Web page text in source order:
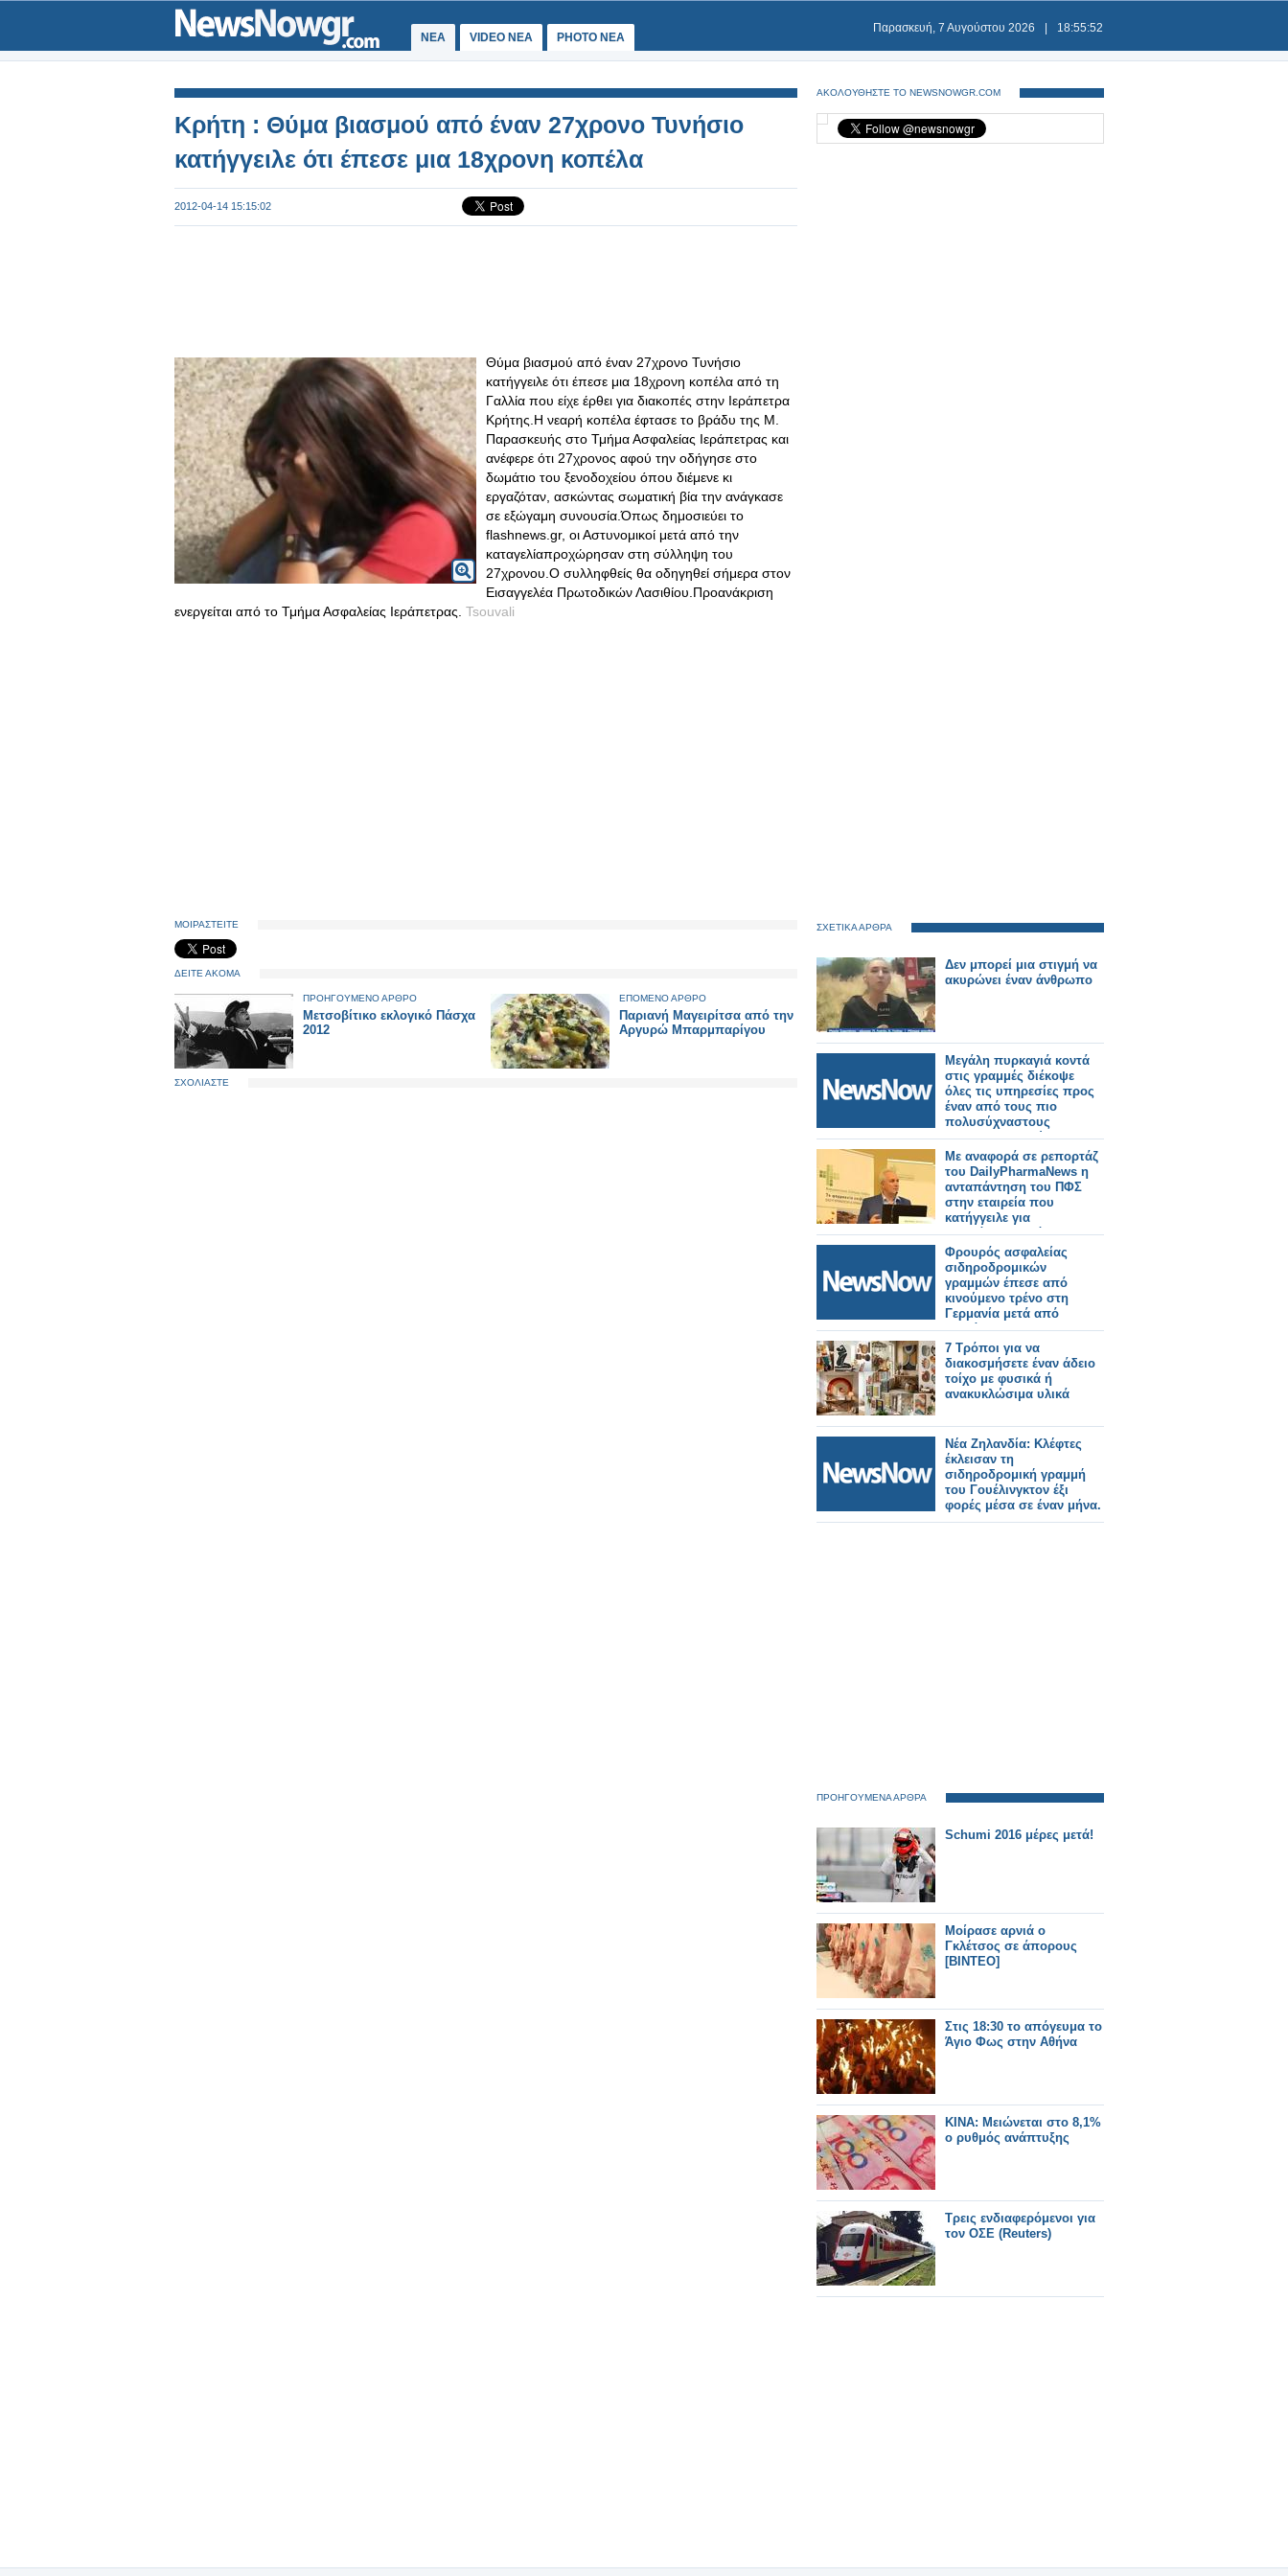
ΝΕΑ VIDEO NEA PHOTO NEA
Παρασκευή, 7 Αυγούστου 2026 18:55:52
Κρήτη : Θύμα βιασμού από έναν 27χρονο Τυνήσιο
κατήγγειλε ότι έπεσε μια 18χρονη κοπέλα
2012-04-14 15:15:02
Θύμα βιασμού από έναν 27χρονο Τυνήσιο
κατήγγειλε ότι έπεσε μια 18χρονη κοπέλα από τη
Γαλλία που είχε έρθει για διακοπές στην Ιεράπετρα
Κρήτης.Η νεαρή κοπέλα έφτασε το βράδυ της Μ.
Παρασκευής στο Τμήμα Ασφαλείας Ιεράπετρας και
ανέφερε ότι 27χρονος αφού την οδήγησε στο
δωμάτιο του ξενοδοχείου όπου διέμενε κι
εργαζόταν, ασκώντας σωματική βία την ανάγκασε
σε εξώγαμη συνουσία.Όπως δημοσιεύει το
flashnews.gr, οι Αστυνομικοί μετά από την
καταγελίαπροχώρησαν στη σύλληψη του
27χρονου.Ο συλληφθείς θα οδηγηθεί σήμερα στον
Εισαγγελέα Πρωτοδικών Λασιθίου.Προανάκριση
ενεργείται από το Τμήμα Ασφαλείας Ιεράπετρας. Tsouvali
ΜΟΙΡΑΣΤΕΙΤΕ
ΔΕΙΤΕ ΑΚΟΜΑ
ΠΡΟΗΓΟΥΜΕΝΟ ΑΡΘΡΟ
Μετσοβίτικο εκλογικό Πάσχα
2012
ΕΠΟΜΕΝΟ ΑΡΘΡΟ
Παριανή Μαγειρίτσα από την
Αργυρώ Μπαρμπαρίγου
ΣΧΟΛΙΑΣΤΕ
ΑΚΟΛΟΥΘΗΣΤΕ ΤΟ NEWSNOWGR.COM
ΣΧΕΤΙΚΑ ΑΡΘΡΑ
Δεν μπορεί μια στιγμή να
ακυρώνει έναν άνθρωπο
Μεγάλη πυρκαγιά κοντά
στις γραμμές διέκοψε
όλες τις υπηρεσίες προς
έναν από τους πιο
πολυσύχναστους
σιδηροδρομικούς
σταθμούς του Λονδίνου.
Με αναφορά σε ρεπορτάζ
του DailyPharmaNews η
ανταπάντηση του ΠΦΣ
στην εταιρεία που
κατήγγειλε για
απαράδεκτο τρόπο
διάθεσης σκευάσματός
της
Φρουρός ασφαλείας
σιδηροδρομικών
γραμμών έπεσε από
κινούμενο τρένο στη
Γερμανία μετά από
διαμάχη.
7 Τρόποι για να
διακοσμήσετε έναν άδειο
τοίχο με φυσικά ή
ανακυκλώσιμα υλικά
Νέα Ζηλανδία: Κλέφτες
έκλεισαν τη
σιδηροδρομική γραμμή
του Γουέλινγκτον έξι
φορές μέσα σε έναν μήνα.
ΠΡΟΗΓΟΥΜΕΝΑ ΑΡΘΡΑ
Schumi 2016 μέρες μετά!
Μοίρασε αρνιά ο
Γκλέτσος σε άπορους
[ΒΙΝΤΕΟ]
Στις 18:30 το απόγευμα το
Άγιο Φως στην Αθήνα
ΚΙΝΑ: Μειώνεται στο 8,1%
ο ρυθμός ανάπτυξης
Τρεις ενδιαφερόμενοι για
τον ΟΣΕ (Reuters)